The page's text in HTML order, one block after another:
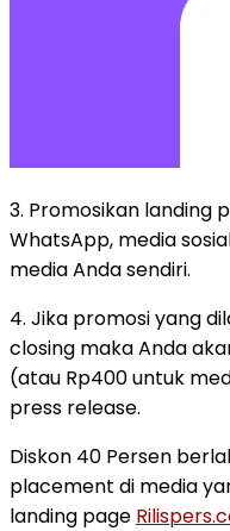
3. Promosikan landing
WhatsApp, media
media Anda sendiri.
4. Jika promosi yang
closing maka Anda
(atau Rp400 untuk
press release.
Diskon 40 Persen
placement di media
landing page